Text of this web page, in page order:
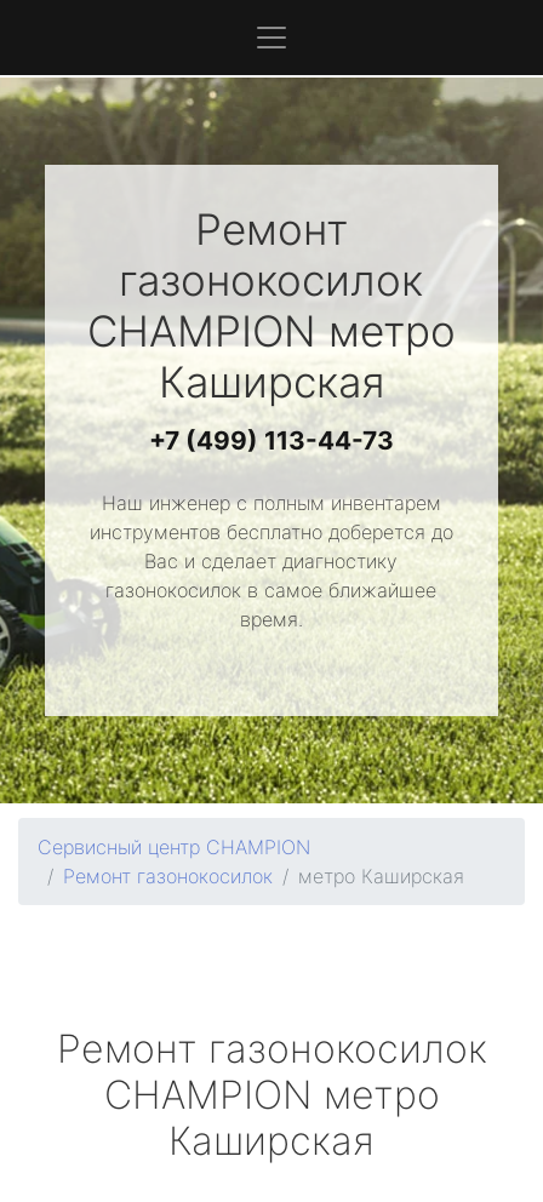
Ремонт
газонокосилок
CHAMPIONметро
Каширская
+7 (499) 113-44-73
Наш инженер с полным инвентарем
инструментов бесплатно доберется до
Вас и сделает диагностику
газонокосилок в самое ближайшее
время.
Сервисный центр CHAMPION
Ремонт газонокосилок
метро Каширская
Ремонт газонокосилок
CHAMPION метро
Каширская